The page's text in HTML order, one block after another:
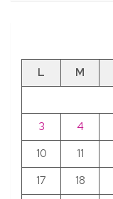
L
M
3
4
10
11
17
18